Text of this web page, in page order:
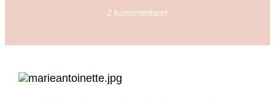
2 kommentarer